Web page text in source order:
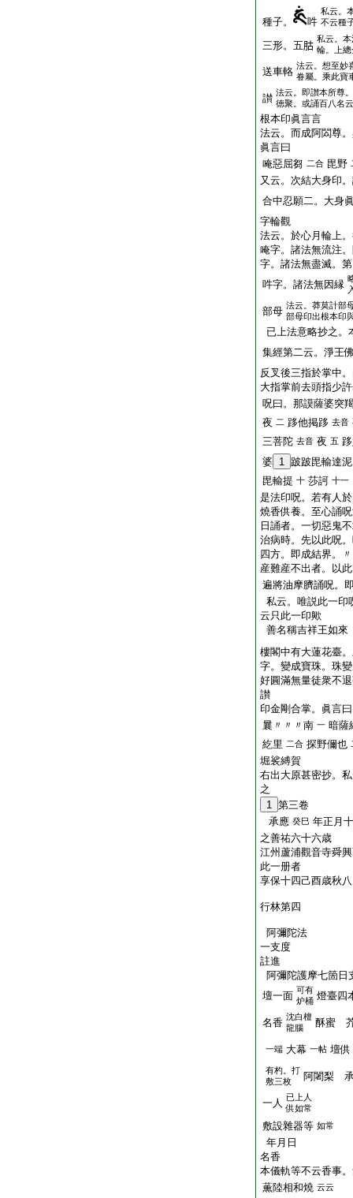
種子。 吽
私云。
不云種
三形。五𦙶
私云。
輪。上
送車輅 法云。想至妙
眷屬。乘此寶
讃 法云。即讃本所尊
徳聚。或誦百八名
根本印眞言言
法云。而成阿閦尊
眞言曰
唵惡屈芻 二合 毘野
又云。次結大身印
合中忍願二。大身
字輪觀
法云。於心月輪上
唵字。諸法無流注
字。諸法無盡滅。
吽字。諸法無因縁
部母 法云。莽莫計部
部母印出根本印
已上法意略抄之。
集經第二云。淨王
反叉後三指於掌中
大指掌前去頭指少
呪曰。那謨薩婆突
夜 二 跢他掲跢 去音
三菩陀 去音 夜 五
婆 1 跛跛毘輸達泥
毘輸提 十 莎訶 十一
是法印呪。若有人
燒香供養。至心誦
日誦者。一切惡鬼
治病時。先以此呪
四方。即成結界。
産難産不出者。以
遍將油摩臍誦呪。
私云。唯説此一印
云只此一印歟
善名稱吉祥王如來
樓閣中有大蓮花臺
字。變成寶珠。珠
好圓滿無量徒衆不
讃
印金剛合掌。眞言曰
曩〃〃〃南 一 暗薩
紇里 二合 探野儞也
堀裟縛賀
右出大原甚密抄。
之
1 第三卷
承應 癸巳 年正月
之善祐六十六歳
江州蘆浦觀音寺舜
此一册者
享保十四己酉歳秋
行林第四
阿彌陀法
一支度
註進
阿彌陀護摩七箇日
壇一面 可有
炉桶 燈臺四
名香 沈白檀
龍腦
酥蜜
一端 大幕 一帖 壇供
有杓。打
敷三枚
阿闍梨
一人 已上人
供如常
敷設雜器等 如常
年月日
名香
本儀軌等不云香事
薫陸相和燒 云云